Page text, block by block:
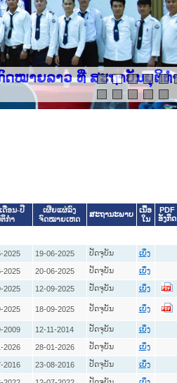
ທີ່ ສະຖາບັນຍຸຕິທຳແຫ່ງຊາດ
ດືອນ-ປີ
ກໍາ
ເຜີຍແຜ່ລົງ
ຈົດໝາຍເຫດ
ສະຖານະພາບ
ເນື້ອ
ໃນ
PDF
ອັງກິດ
2025 19-06-2025 ປັດຈຸບັນ ເບິ່ງ
2025 20-06-2025 ປັດຈຸບັນ ເບິ່ງ
2025 12-09-2025 ປັດຈຸບັນ ເບິ່ງ
2025 18-09-2025 ປັດຈຸບັນ ເບິ່ງ
2009 12-11-2014 ປັດຈຸບັນ ເບິ່ງ
2026 28-01-2026 ປັດຈຸບັນ ເບິ່ງ
2016 23-08-2016 ປັດຈຸບັນ ເບິ່ງ
ປັດຈຸບັນ